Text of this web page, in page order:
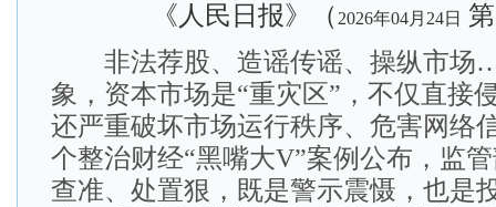
《人民日报》（ 2026年04月24日
非法荐股、造谣传谣、操纵市场
象，资本市场是“重灾区”，不仅直接
还严重破坏市场运行秩序、危害网络
个整治财经“黑嘴大V”案例公布，监
查准、处置狠，既是警示震慑，也是